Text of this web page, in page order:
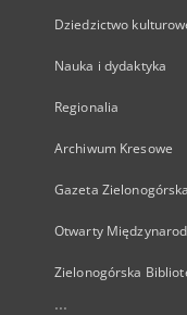
Dziedzictwo
Nauka i dydaktyka
Regionalia
Archiwum Kresowe
Gazeta
Otwarty
Zielonogórska
...